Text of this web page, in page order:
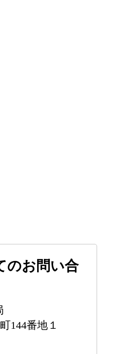
お問い合
144番地１